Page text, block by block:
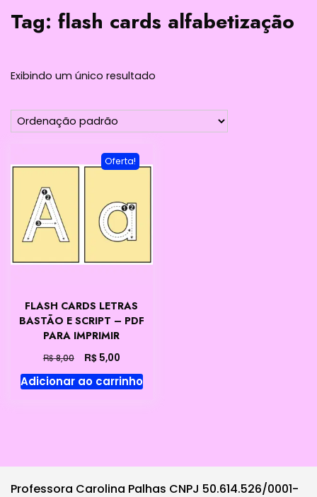
Tag: flash cards alfabetização
Exibindo um único resultado
Oferta!
FLASH CARDS LETRAS
BASTÃO E SCRIPT – PDF
PARA IMPRIMIR
R$8,00
preço
original
R$5,00O
preço
atual
Adicionar ao carrinho
Professora Carolina Palhas CNPJ 50.614.526/0001-